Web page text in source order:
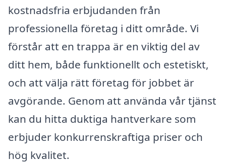
kostnadsfria erbjudanden från
professionella företag i ditt område. Vi
förstår att en trappa är en viktig del av
ditt hem, både funktionellt och estetiskt,
och att välja rätt företag för jobbet är
avgörande. Genom att använda vår tjänst
kan du hitta duktiga hantverkare som
erbjuder konkurrenskraftiga priser och
hög kvalitet.